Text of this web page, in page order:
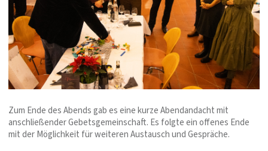
Zum Ende des Abends gab es eine kurze Abendandacht mit
anschließender Gebetsgemeinschaft. Es folgte ein offenes Ende
mit der Möglichkeit für weiteren Austausch und Gespräche.